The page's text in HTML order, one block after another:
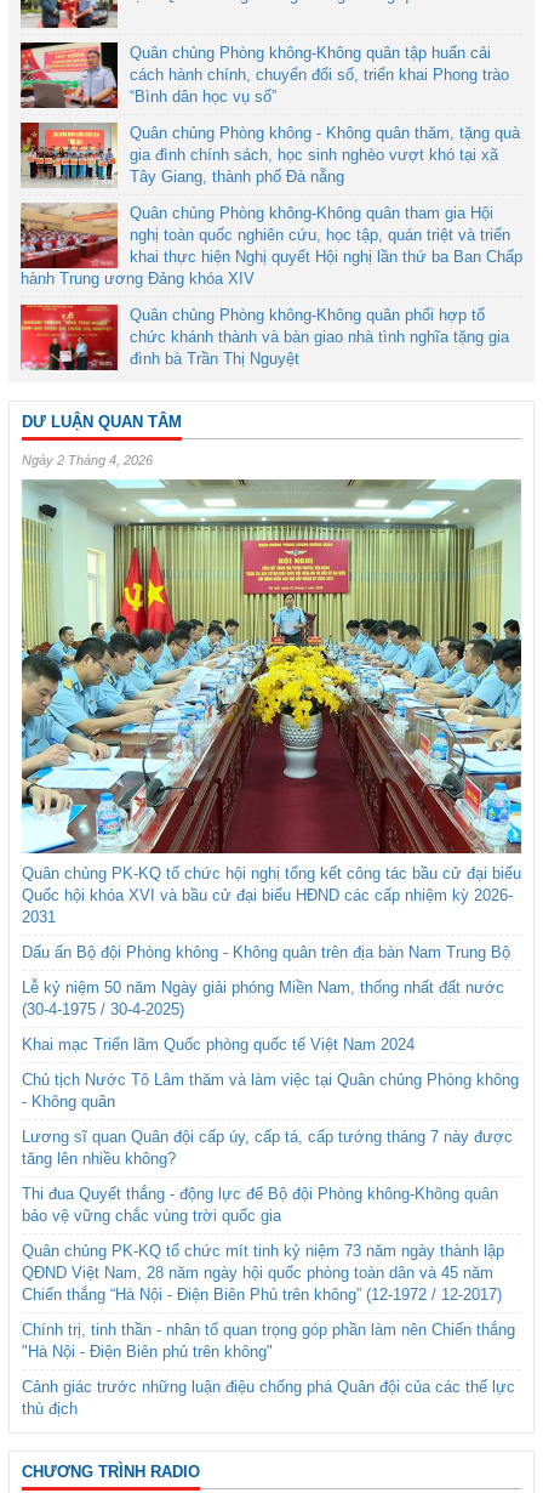
Quân chủng Phòng không-Không quân tập huấn cải
cách hành chính, chuyển đổi số, triển khai Phong trào
“Bình dân học vụ số”
Quân chủng Phòng không - Không quân thăm, tặng quà
gia đình chính sách, học sinh nghèo vượt khó tại xã
Tây Giang, thành phố Đà nẵng
Quân chủng Phòng không-Không quân tham gia Hội
nghị toàn quốc nghiên cứu, học tập, quán triệt và triển
khai thực hiện Nghị quyết Hội nghị lần thứ ba Ban Chấp
hành Trung ương Đảng khóa XIV
Quân chủng Phòng không-Không quân phối hợp tổ
chức khánh thành và bàn giao nhà tình nghĩa tặng gia
đình bà Trần Thị Nguyệt
DƯ LUẬN QUAN TÂM
Ngày 2 Tháng 4, 2026
Quân chủng PK-KQ tổ chức hội nghị tổng kết công tác bầu cử đại biểu
Quốc hội khóa XVI và bầu cử đại biểu HĐND các cấp nhiệm kỳ 2026-
2031
Dấu ấn Bộ đội Phòng không - Không quân trên địa bàn Nam Trung Bộ
Lễ kỷ niệm 50 năm Ngày giải phóng Miền Nam, thống nhất đất nước
(30-4-1975 / 30-4-2025)
Khai mạc Triển lãm Quốc phòng quốc tế Việt Nam 2024
Chủ tịch Nước Tô Lâm thăm và làm việc tại Quân chủng Phòng không
- Không quân
Lương sĩ quan Quân đội cấp úy, cấp tá, cấp tướng tháng 7 này được
tăng lên nhiều không?
Thi đua Quyết thắng - động lực để Bộ đội Phòng không-Không quân
bảo vệ vững chắc vùng trời quốc gia
Quân chủng PK-KQ tổ chức mít tinh kỷ niệm 73 năm ngày thành lập
QĐND Việt Nam, 28 năm ngày hội quốc phòng toàn dân và 45 năm
Chiến thắng “Hà Nội - Điện Biên Phủ trên không” (12-1972 / 12-2017)
Chính trị, tinh thần - nhân tố quan trọng góp phần làm nên Chiến thắng
"Hà Nội - Điện Biên phủ trên không"
Cảnh giác trước những luận điệu chống phá Quân đội của các thế lực
thù địch
CHƯƠNG TRÌNH RADIO